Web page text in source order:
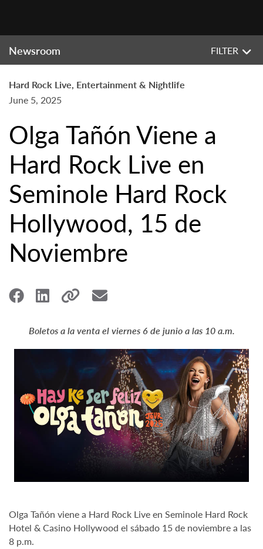
Newsroom FILTER
Hard Rock Live, Entertainment & Nightlife
June 5, 2025
Olga Tañón Viene a
Hard Rock Live en
Seminole Hard Rock
Hollywood, 15 de
Noviembre
Boletos a la venta el viernes 6 de junio a las 10 a.m.
Olga Tañón viene a Hard Rock Live en Seminole Hard Rock
Hotel & Casino Hollywood el sábado 15 de noviembre a las
8 p.m.